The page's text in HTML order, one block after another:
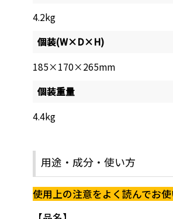
4.2kg
個装(W×D×H)
185×170×265mm
個装重量
4.4kg
用途・成分・使い方
使用上の注意をよく読んでお